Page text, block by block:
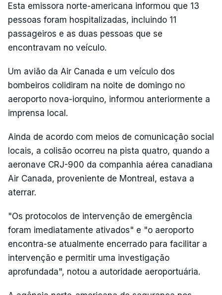
Esta emissora norte-americana informou que 13
pessoas foram hospitalizadas, incluindo 11
passageiros e as duas pessoas que se
encontravam no veículo.
Um avião da Air Canada e um veículo dos
bombeiros colidiram na noite de domingo no
aeroporto nova-iorquino, informou anteriormente a
imprensa local.
Ainda de acordo com meios de comunicação social
locais, a colisão ocorreu na pista quatro, quando a
aeronave CRJ-900 da companhia aérea canadiana
Air Canada, proveniente de Montreal, estava a
aterrar.
"Os protocolos de intervenção de emergência
foram imediatamente ativados" e "o aeroporto
encontra-se atualmente encerrado para facilitar a
intervenção e permitir uma investigação
aprofundada", notou a autoridade aeroportuária.